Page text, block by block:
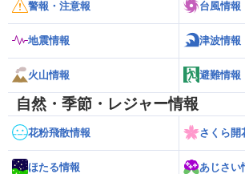
警報・注意報 台風情報
地震情報 津波情報
火山情報 避難情報
自然・季節・レジャー情報
花粉飛散情報 さくら開
ほたる情報 あじさい